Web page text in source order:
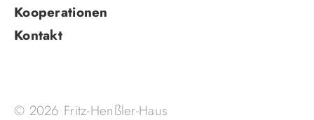
Kooperationen
Kontakt
© 2026 Fritz-Henßler-Haus